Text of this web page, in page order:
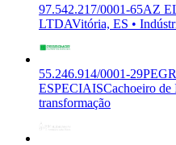
97.542.217/0001-65AZ
LTDAVitória, ES •
55.246.914/0001-29
ESPECIAISCachoeiro de
transformação